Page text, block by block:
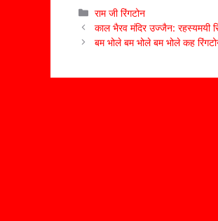
Categories
राम जी रिंगटोन
काल भैरव मंदिर उज्जैन: रहस्यमयी
बम भोले बम भोले बम भोले कह